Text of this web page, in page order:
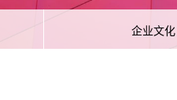
企业文化